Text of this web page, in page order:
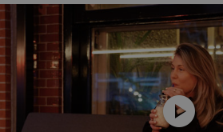
play_circle